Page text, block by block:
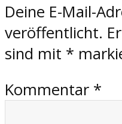
Deine E-Mail-
veröffentlicht.
sind mit *
Kommentar *